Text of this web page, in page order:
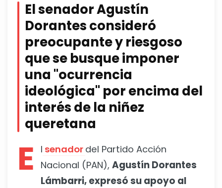
El senador Agustín
Dorantes consideró
preocupante y riesgoso
que se busque imponer
una "ocurrencia
ideológica" por encima del
interés de la niñez
queretana
E l senador del Partido Acción
Nacional (PAN), Agustín Dorantes
Lámbarri, expresó su apoyo al